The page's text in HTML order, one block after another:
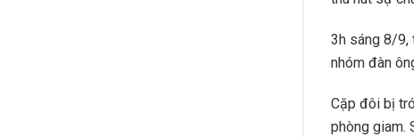
3h sáng 8/9,
nhóm đàn
Cặp đôi bị
phòng giam.